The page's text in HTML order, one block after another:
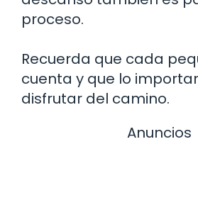
proceso.
Recuerda que cada
cuenta y que lo
disfrutar del camino.
Anuncios